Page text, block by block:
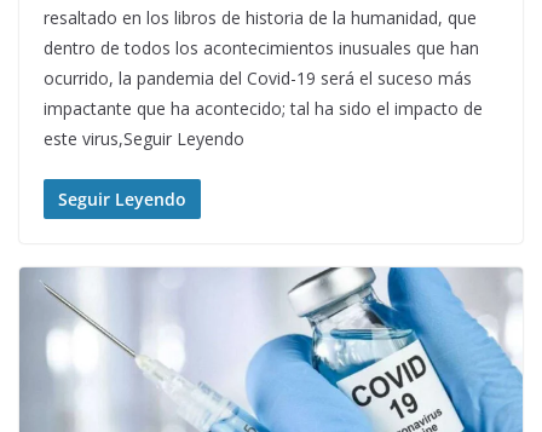
resaltado en los libros de historia de la humanidad, que
dentro de todos los acontecimientos inusuales que han
ocurrido, la pandemia del Covid-19 será el suceso más
impactante que ha acontecido; tal ha sido el impacto de
este virus,Seguir Leyendo
Seguir Leyendo